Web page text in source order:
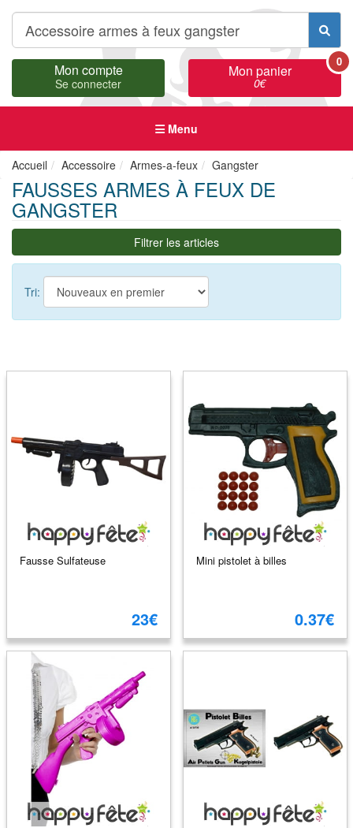
Mon compte
Se connecter
Mon panier
0€
0
Menu
Accueil Accessoire Armes-a-feux Gangster
FAUSSES ARMES À FEUX DE
GANGSTER
Filtrer les articles
Tri:
Fausse Sulfateuse
23€
Mini pistolet à billes
0.37€